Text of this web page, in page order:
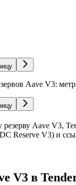
Aave V3:
Aave V3,
Reserve V3) и
V3 в